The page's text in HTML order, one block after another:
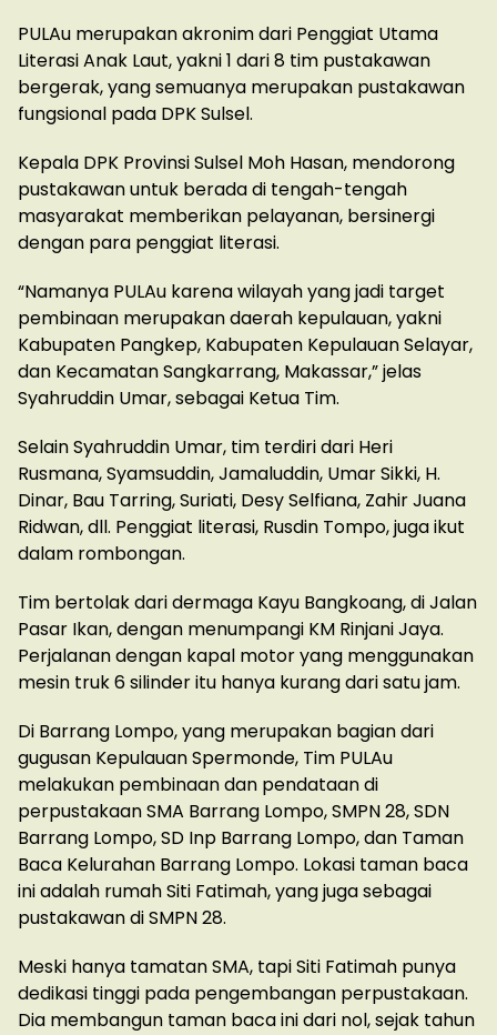
PULAu merupakan akronim dari Penggiat Utama
Literasi Anak Laut, yakni 1 dari 8 tim pustakawan
bergerak, yang semuanya merupakan pustakawan
fungsional pada DPK Sulsel.
Kepala DPK Provinsi Sulsel Moh Hasan, mendorong
pustakawan untuk berada di tengah-tengah
masyarakat memberikan pelayanan, bersinergi
dengan para penggiat literasi.
“Namanya PULAu karena wilayah yang jadi target
pembinaan merupakan daerah kepulauan, yakni
Kabupaten Pangkep, Kabupaten Kepulauan Selayar,
dan Kecamatan Sangkarrang, Makassar,” jelas
Syahruddin Umar, sebagai Ketua Tim.
Selain Syahruddin Umar, tim terdiri dari Heri
Rusmana, Syamsuddin, Jamaluddin, Umar Sikki, H.
Dinar, Bau Tarring, Suriati, Desy Selfiana, Zahir Juana
Ridwan, dll. Penggiat literasi, Rusdin Tompo, juga ikut
dalam rombongan.
Tim bertolak dari dermaga Kayu Bangkoang, di Jalan
Pasar Ikan, dengan menumpangi KM Rinjani Jaya.
Perjalanan dengan kapal motor yang menggunakan
mesin truk 6 silinder itu hanya kurang dari satu jam.
Di Barrang Lompo, yang merupakan bagian dari
gugusan Kepulauan Spermonde, Tim PULAu
melakukan pembinaan dan pendataan di
perpustakaan SMA Barrang Lompo, SMPN 28, SDN
Barrang Lompo, SD Inp Barrang Lompo, dan Taman
Baca Kelurahan Barrang Lompo. Lokasi taman baca
ini adalah rumah Siti Fatimah, yang juga sebagai
pustakawan di SMPN 28.
Meski hanya tamatan SMA, tapi Siti Fatimah punya
dedikasi tinggi pada pengembangan perpustakaan.
Dia membangun taman baca ini dari nol, sejak tahun